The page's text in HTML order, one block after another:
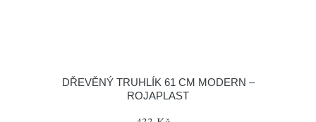
DŘEVĚNÝ TRUHLÍK 61 CM MODERN –
ROJAPLAST